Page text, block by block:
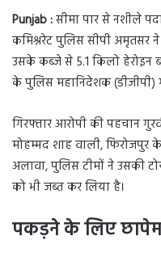
Punjab :सीमा पार से नशीले
कमिश्नरेट पुलिस सीपी अमृतसर
उसके कब्जे से 5.1 किलो हेरोइन
के पुलिस महानिदेशक (डीजीपी)
गिरफ्तार आरोपी की पहचान
मोहम्मद शाह वाली,
अलावा, पुलिस टीमों ने उसकी
को भी जब्त कर लिया है।
पकड़ने के लिए